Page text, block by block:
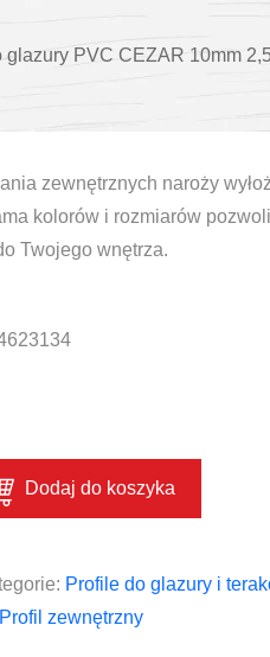
glazury PVC CEZAR 10mm
zewnętrznych naroży
kolorów i rozmiarów
Twojego wnętrza.
Dodaj do koszyka
Profile do glazury i
Profil zewnętrzny